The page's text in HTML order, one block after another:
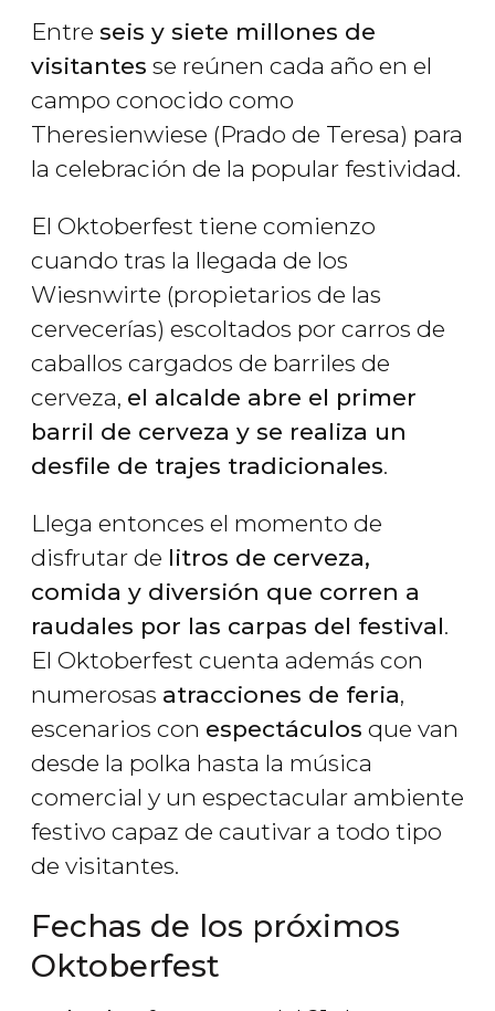
Entre seis y siete millones de
visitantes se reúnen cada año en el
campo conocido como
Theresienwiese (Prado de Teresa) para
la celebración de la popular festividad.
El Oktoberfest tiene comienzo
cuando tras la llegada de los
Wiesnwirte (propietarios de las
cervecerías) escoltados por carros de
caballos cargados de barriles de
cerveza, el alcalde abre el primer
barril de cerveza y se realiza un
desfile de trajes tradicionales.
Llega entonces el momento de
disfrutar de litros de cerveza,
comida y diversión que corren a
raudales por las carpas del festival.
El Oktoberfest cuenta además con
numerosas atracciones de feria,
escenarios con espectáculos que van
desde la polka hasta la música
comercial y un espectacular ambiente
festivo capaz de cautivar a todo tipo
de visitantes.
Fechas de los próximos
Oktoberfest